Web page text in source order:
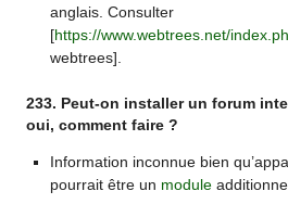
anglais. Consulter
[https://www.webtrees.net/
webtrees].
233. Peut-on installer un forum
oui, comment faire ?
Information inconnue bien
pourrait être un module